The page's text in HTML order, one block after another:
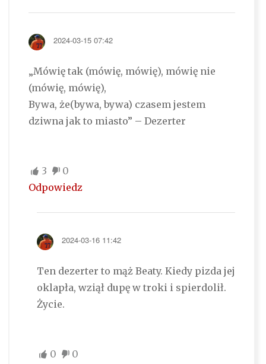
2024-03-15 07:42
„Mówię tak (mówię, mówię), mówię nie
(mówię, mówię),
Bywa, że(bywa, bywa) czasem jestem
dziwna jak to miasto” – Dezerter
3
0
Odpowiedz
2024-03-16 11:42
Ten dezerter to mąż Beaty. Kiedy pizda jej
oklapła, wziął dupę w troki i spierdolił.
Życie.
0
0